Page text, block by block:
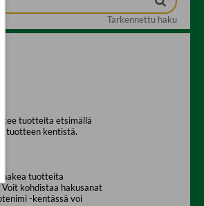
Tarkennettu haku
tuotteita etsimällä
tuotteen kentistä.
hakea tuotteita
kohdistaa hakusanat
-kentässä voi